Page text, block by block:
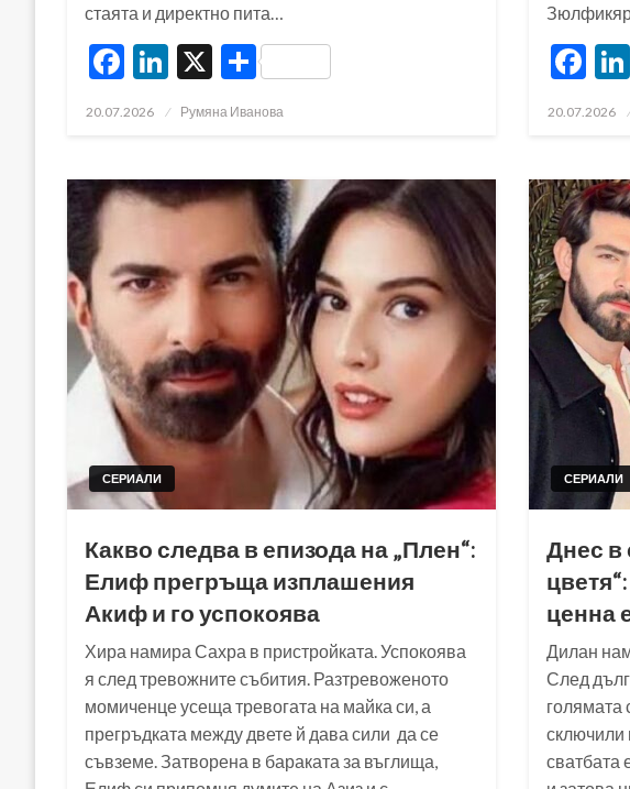
стаята и директно пита…
Facebook
LinkedIn
X Share
Posted
20.07.2026 Румяна Иванова
Posted
20.07.2026
СЕРИАЛИ
Какво следва в епизода на „Плен“:
Елиф прегръща изплашения
Акиф и го успокоява
Хира намира Сахра в пристройката. Успокоява
я след тревожните събития. Разтревоженото
момиченце усеща тревогата на майка си, а
прегръдката между двете й дава сили да се
съвземе. Затворена в бараката за въглища,
СЕРИАЛИ
Днес в
ценна
Дилан
След
голямата
сключили
сватбата